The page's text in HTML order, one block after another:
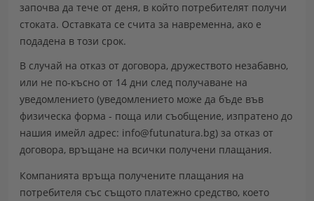
започва да тече от деня, в който потребителят получи
стоката. Оставката се счита за навременна, ако е
подадена в този срок.
В случай на отказ от договора, дружеството незабавно,
или не по-късно от 14 дни след получаване на
уведомлението (уведомлението може да бъде във
физическа форма - поща или съобщение, изпратено до
нашия имейл адрес: info@futunatura.bg) за отказ от
договора, връщане на всички получени плащания.
Компанията връща получените плащания на
потребителя със същото платежно средство, което